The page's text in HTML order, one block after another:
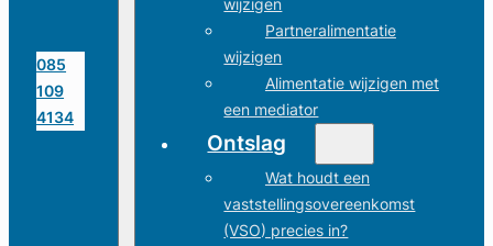
085
109
4134
wijzigen
Partneralimentatie
wijzigen
Alimentatie wijzigen met
een mediator
Ontslag
Wat houdt een
vaststellingsovereenkomst
(VSO) precies in?